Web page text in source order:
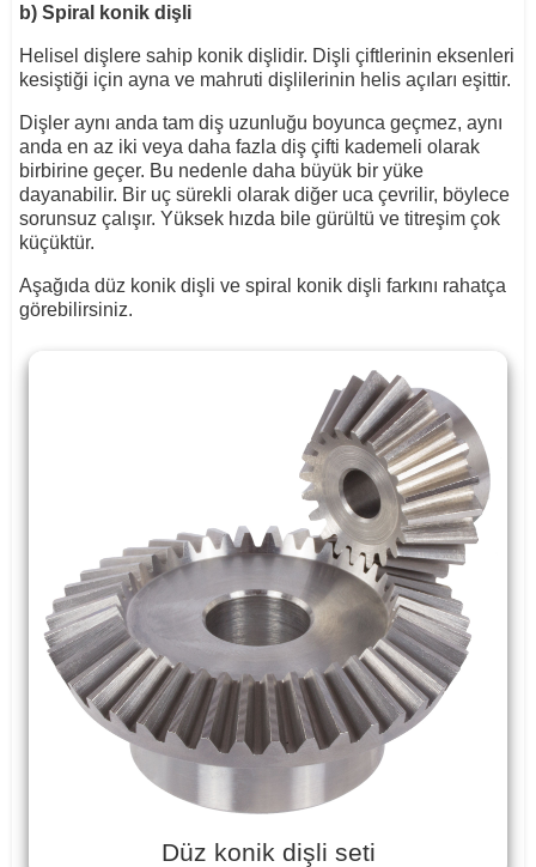
b) Spiral konik dişli
Helisel dişlere sahip konik dişlidir. Dişli çiftlerinin eksenleri
kesiştiği için ayna ve mahruti dişlilerinin helis açıları eşittir.
Dişler aynı anda tam diş uzunluğu boyunca geçmez, aynı
anda en az iki veya daha fazla diş çifti kademeli olarak
birbirine geçer. Bu nedenle daha büyük bir yüke
dayanabilir. Bir uç sürekli olarak diğer uca çevrilir, böylece
sorunsuz çalışır. Yüksek hızda bile gürültü ve titreşim çok
küçüktür.
Aşağıda düz konik dişli ve spiral konik dişli farkını rahatça
görebilirsiniz.
Düz konik dişli seti